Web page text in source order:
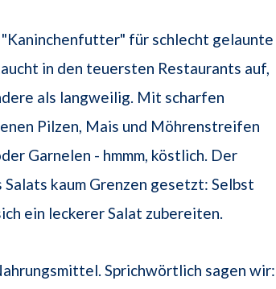
für schlecht gelaunte
in den teuersten Restaurants auf,
als langweilig. Mit scharfen
Pilzen, Mais und Möhrenstreifen
Garnelen - hmmm, köstlich. Der
kaum Grenzen gesetzt: Selbst
ein leckerer Salat zubereiten.
Sprichwörtlich sagen wir: